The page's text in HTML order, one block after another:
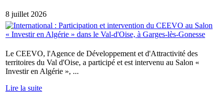
8 juillet 2026
Le CEEVO, l'Agence de Développement et d'Attractivité des
territoires du Val d'Oise, a participé et est intervenu au Salon «
Investir en Algérie », ...
Lire la suite